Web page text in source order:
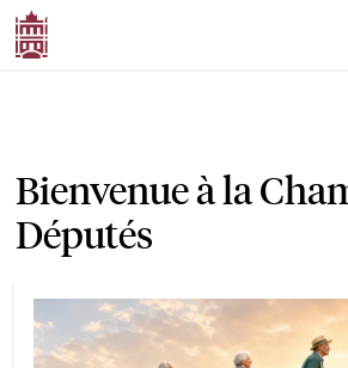
Bienvenue à la
Députés